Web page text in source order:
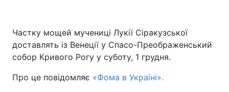
Частку мощей мучениці Лукії Сіракузської
доставлять із Венеції у Спасо-Преображенський
собор Кривого Рогу у суботу, 1 грудня.
Про це повідомляє «Фома в Україні».